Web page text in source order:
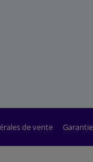
de vente Garantie